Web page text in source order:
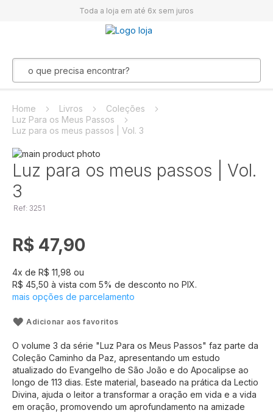
Toda a loja em até 6x sem juros
Home Livros
Coleções
Luz Para os Meus Passos
Luz para os meus passos | Vol. 3
Pular
para
o
final
Galeria
imagens
Saltar
para
o
da
de
imagens
Luz para os meus passos | Vol.
3
Ref: 3251
R$ 47,90
4x de R$ 11,98 ou
R$ 45,50 à vista com 5% de desconto no PIX.
mais opções de parcelamento
Adicionar aos favoritos
O volume 3 da série "Luz Para os Meus Passos" faz parte da
Coleção Caminho da Paz, apresentando um estudo
atualizado do Evangelho de São João e do Apocalipse ao
longo de 113 dias. Este material, baseado na prática da Lectio
Divina, ajuda o leitor a transformar a oração em vida e a vida
em oração, promovendo um aprofundamento na amizade